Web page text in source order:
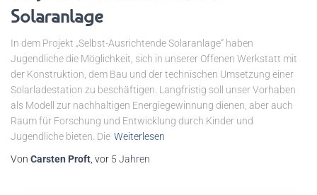
Solaranlage
In dem Projekt „Selbst-Ausrichtende Solaranlage“ haben
Jugendliche die Möglichkeit, sich in unserer Offenen Werkstatt mit
der Konstruktion, dem Bau und der technischen Umsetzung einer
Solarladestation zu beschäftigen. Langfristig soll unser Vorhaben
als Modell zur nachhaltigen Energiegewinnung dienen, aber auch
Raum für Forschung und Entwicklung durch Kinder und
Jugendliche bieten. Die Weiterlesen
Von Carsten Proft , vor 5 Jahren